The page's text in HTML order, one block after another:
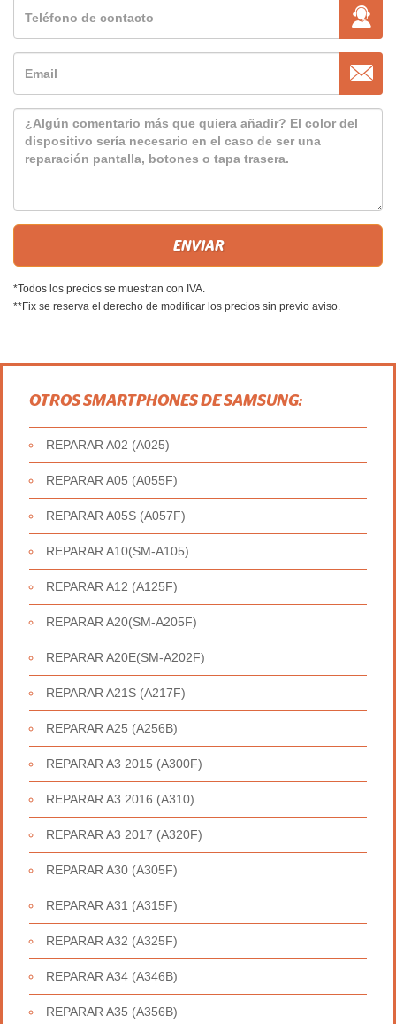
*Todos los precios se muestran con IVA.
**Fix se reserva el derecho de modificar los precios sin previo aviso.
OTROS SMARTPHONES DE SAMSUNG:
REPARAR A02 (A025)
REPARAR A05 (A055F)
REPARAR A05S (A057F)
REPARAR A10(SM-A105)
REPARAR A12 (A125F)
REPARAR A20(SM-A205F)
REPARAR A20E(SM-A202F)
REPARAR A21S (A217F)
REPARAR A25 (A256B)
REPARAR A3 2015 (A300F)
REPARAR A3 2016 (A310)
REPARAR A3 2017 (A320F)
REPARAR A30 (A305F)
REPARAR A31 (A315F)
REPARAR A32 (A325F)
REPARAR A34 (A346B)
REPARAR A35 (A356B)